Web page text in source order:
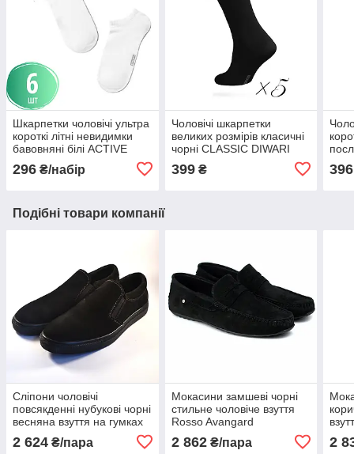
Шкарпетки чоловічі ультра
короткі літні невидимки
бавовняні білі ACTIVE
DIWARI набір 6 пар 15С-
Білоруські 74СП
296 ₴/набір
Чоловічі шкарпетки
великих розмірів класичні
чорні CLASSIC DIWARI
399₴ 396
Подібні товари компанії
Сліпони чоловічі
повсякденні нубукові чорні
весняна взуття на гумках
Rosso Avangard Black Nub
Slipy
2 624 ₴/пара
Мокасини замшеві чорні
стильне чоловіче взуття
Rosso Avangard
2 862₴/пара 2